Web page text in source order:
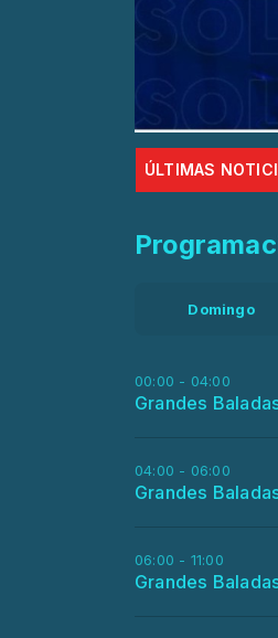
ÚLTIMAS
ESTE CHA CHA PA TI. LO
Domingo
00:00 - 04:00
Grandes
04:00 - 06:00
Grandes
06:00 - 11:00
Grandes